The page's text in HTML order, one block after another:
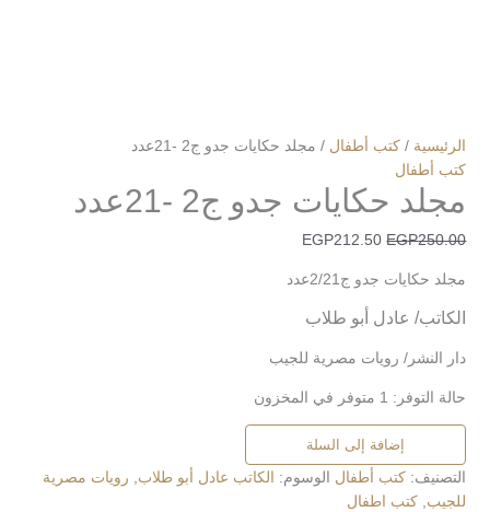
الرئيسية / كتب أطفال / مجلد حكايات جدو ج2 -21عدد
كتب أطفال
مجلد حكايات جدو ج2 -21عدد
EGP250.00
EGP212.50
مجلد حكايات جدو ج2/21عدد
الكاتب/ عادل أبو طلاب
دار النشر/ رويات مصرية للجيب
حالة التوفر: 1 متوفر في المخزون
إضافة إلى السلة
التصنيف: كتب أطفال الوسوم: الكاتب عادل أبو طلاب, رويات مصرية
للجيب, كتب اطفال